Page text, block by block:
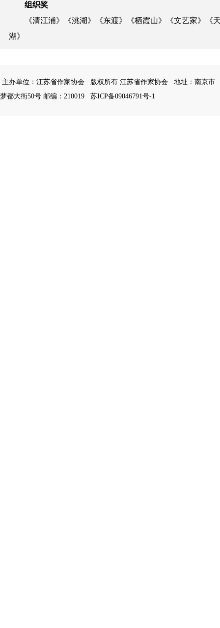
组织奖
《清江浦》《洮湖》《东渡》《栖霞山》《文艺家》《
湖》
主办单位：江苏省作家协会 版权所有 江苏省作家协会
地址：南京市
梦都大街50号 邮编：210019
苏ICP备09046791号-1